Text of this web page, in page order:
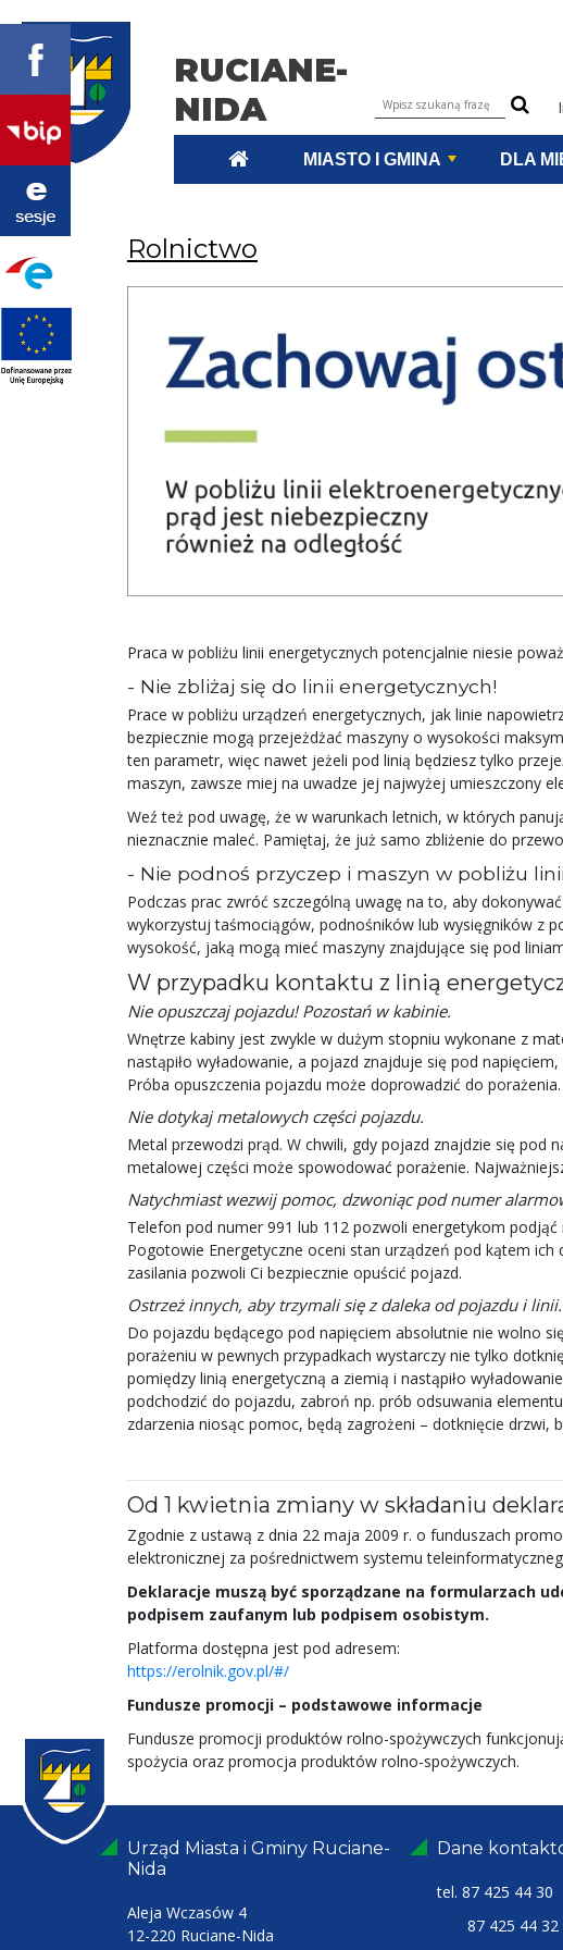
RUCIANE-
NIDA
Wyszukiwarka treści na
MIASTO I GMINA DLA
Rolnictwo
Praca w pobliżu linii energetycznych potencjalnie niesie
- Nie zbliżaj się do linii energetycznych!
Prace w pobliżu urządzeń energetycznych, jak linie
bezpiecznie mogą przejeżdżać maszyny o wysokości
ten parametr, więc nawet jeżeli pod linią będziesz tylko
maszyn, zawsze miej na uwadze jej najwyżej umieszczony
Weź też pod uwagę, że w warunkach letnich, w których
nieznacznie maleć. Pamiętaj, że już samo zbliżenie do
- Nie podnoś przyczep i maszyn w pobliżu
Podczas prac zwróć szczególną uwagę na to, aby
wykorzystuj taśmociągów, podnośników lub wysięgników z
wysokość, jaką mogą mieć maszyny znajdujące się pod
W przypadku kontaktu z linią
Nie opuszczaj pojazdu! Pozostań w kabinie.
Wnętrze kabiny jest zwykle w dużym stopniu wykonane z
nastąpiło wyładowanie, a pojazd znajduje się pod
Próba opuszczenia pojazdu może doprowadzić do porażenia.
Nie dotykaj metalowych części pojazdu.
Metal przewodzi prąd. W chwili, gdy pojazd znajdzie się pod
metalowej części może spowodować porażenie.
Natychmiast wezwij pomoc, dzwoniąc pod numer
Telefon pod numer 991 lub 112 pozwoli energetykom
Pogotowie Energetyczne oceni stan urządzeń pod kątem ich
zasilania pozwoli Ci bezpiecznie opuścić pojazd.
Ostrzeż innych, aby trzymali się z daleka od pojazdu i linii.
Do pojazdu będącego pod napięciem absolutnie nie wolno
porażeniu w pewnych przypadkach wystarczy nie tylko
pomiędzy linią energetyczną a ziemią i nastąpiło
podchodzić do pojazdu, zabroń np. prób odsuwania
zdarzenia niosąc pomoc, będą zagrożeni – dotknięcie
Od 1 kwietnia zmiany w składaniu
Zgodnie z ustawą z dnia 22 maja 2009 r. o funduszach
elektronicznej za pośrednictwem systemu
Deklaracje muszą być sporządzane na formularzach
podpisem zaufanym lub podpisem osobistym.
Platforma dostępna jest pod adresem:
https://erolnik.gov.pl/#/
Fundusze promocji – podstawowe informacje
Fundusze promocji produktów rolno-spożywczych
spożycia oraz promocja produktów rolno-spożywczych.
Urząd Miasta i Gminy Ruciane-
Nida
Aleja Wczasów 4
12-220 Ruciane-Nida
Dane
tel. 87 425 44 30
87 425 44 32